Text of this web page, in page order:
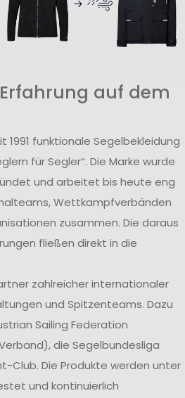
auf dem
funktionale Segelbekleidung
für Segler“. Die Marke wurde
und arbeitet bis heute eng
Wettkampfverbänden
zusammen. Die daraus
fließen direkt in die
zahlreicher internationaler
und Spitzenteams. Dazu
Sailing Federation
die Segelbundesliga
Club. Die Produkte werden unter
und kontinuierlich